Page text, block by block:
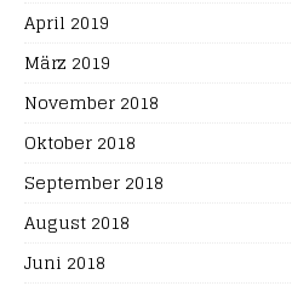
April 2019
März 2019
November 2018
Oktober 2018
September 2018
August 2018
Juni 2018